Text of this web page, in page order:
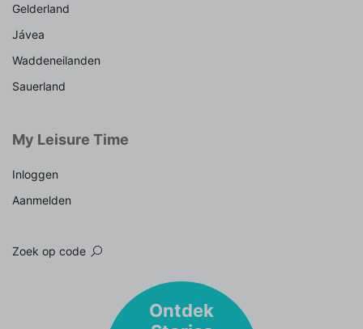
Gelderland
Jávea
Waddeneilanden
Sauerland
My Leisure Time
Inloggen
Aanmelden
Zoek op code
Ontdek